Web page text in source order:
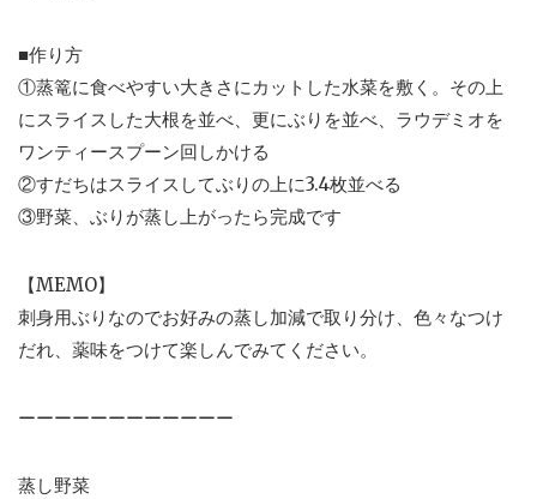
■作り方
①蒸篭に食べやすい大きさにカットした水菜を敷く。その上
にスライスした大根を並べ、更にぶりを並べ、ラウデミオを
ワンティースプーン回しかける
②すだちはスライスしてぶりの上に3.4枚並べる
③野菜、ぶりが蒸し上がったら完成です
【MEMO】
刺身用ぶりなのでお好みの蒸し加減で取り分け、色々なつけ
だれ、薬味をつけて楽しんでみてください。
ーーーーーーーーーーーー
蒸し野菜